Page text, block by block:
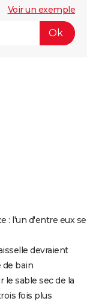
Voir un exemple
: l'un d'entre eux se
devraient
de bain
le sable sec de la
fois plus